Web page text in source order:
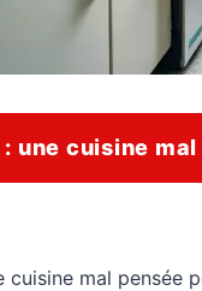
une cuisine
cuisine mal